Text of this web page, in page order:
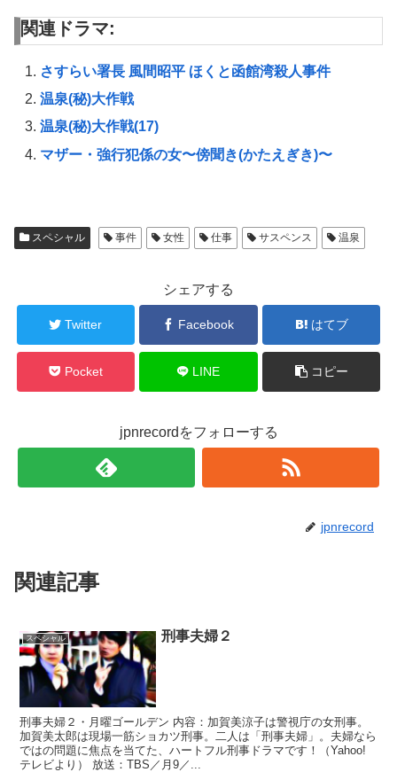
し
て
T
w
t
t
e
r
共
有
新
し
ウ
で
開
b
o
k
共
有
す
る
は
ク
ッ
い
新
ン
ウ
開
き
ま
す
)
し
o
g
l
e
+
共
有
新
し
ウ
で
開
関連ドラマ:
さすらい署長 風間昭平 ほくと函館湾殺人事件
温泉(秘)大作戦
温泉(秘)大作戦(17)
マザー・強行犯係の女〜傍聞き(かたえぎき)〜
スペシャル 事件 女性 仕事 サスペンス 温泉
シェアする
Twitter Facebook はてブ
Pocket LINE コピー
jpnrecordをフォローする
jpnrecord
関連記事
スペシャル 刑事夫婦２
刑事夫婦２・月曜ゴールデン 内容：加賀美涼子は警視庁の女刑事。
加賀美太郎は現場一筋ショカツ刑事。二人は「刑事夫婦」。夫婦なら
ではの問題に焦点を当てた、ハートフル刑事ドラマです！（Yahoo!
テレビより） 放送：TBS／月9／...